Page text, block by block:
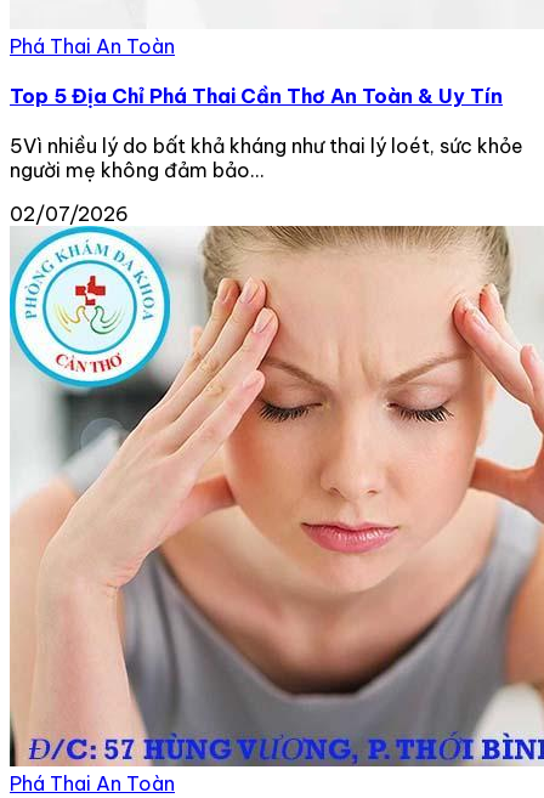
Phá Thai An Toàn
Top 5 Địa Chỉ Phá Thai Cần Thơ An Toàn & Uy Tín
5Vì nhiều lý do bất khả kháng như thai lý loét, sức khỏe
người mẹ không đảm bảo...
02/07/2026
Phá Thai An Toàn